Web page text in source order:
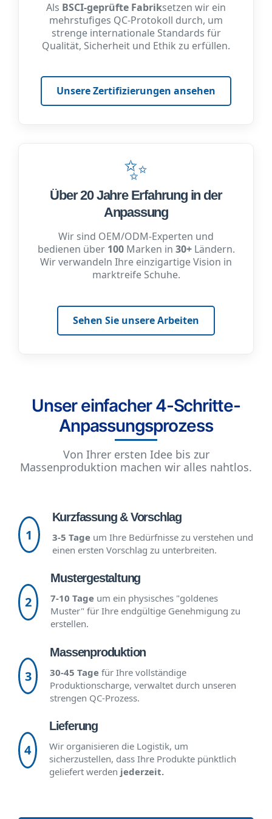
Als BSCI-geprüfte Fabriksetzen wir ein
mehrstufiges QC-Protokoll durch, um
strenge internationale Standards für
Qualität, Sicherheit und Ethik zu erfüllen.
Unsere Zertifizierungen ansehen
✨
Über 20 Jahre Erfahrung in der
Anpassung
Wir sind OEM/ODM-Experten und
bedienen über 100Marken in 30+Ländern.
Wir verwandeln Ihre einzigartige Vision in
marktreife Schuhe.
Sehen Sie unsere Arbeiten
Unser einfacher 4-Schritte-
Anpassungsprozess
Von Ihrer ersten Idee bis zur
Massenproduktion machen wir alles nahtlos.
1
Kurzfassung & Vorschlag
3-5 Tageum Ihre Bedürfnisse zu verstehen und
einen ersten Vorschlag zu unterbreiten.
2
Mustergestaltung
7-10 Tage um ein physisches "goldenes
Muster" für Ihre endgültige Genehmigung zu
erstellen.
3
Massenproduktion
30-45 Tage für Ihre vollständige
Produktionscharge, verwaltet durch unseren
strengen QC-Prozess.
4
Lieferung
Wir organisieren die Logistik, um
sicherzustellen, dass Ihre Produkte pünktlich
geliefert werden jederzeit.